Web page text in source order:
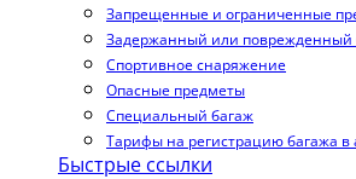
Запрещенные и ограниченные
Задержанный или поврежденный
Спортивное снаряжение
Опасные предметы
Специальный багаж
Тарифы на регистрацию багажа в
Быстрые ссылки